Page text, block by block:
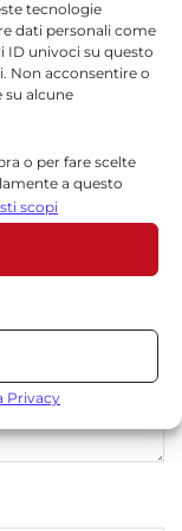
tecnologie
dati personali come
ID univoci su questo
Non acconsentire o
su alcune
o per fare scelte
a questo
momento,
della Cookie
nella parte
Misurare le
dei contenuti,
scopi
Privacy